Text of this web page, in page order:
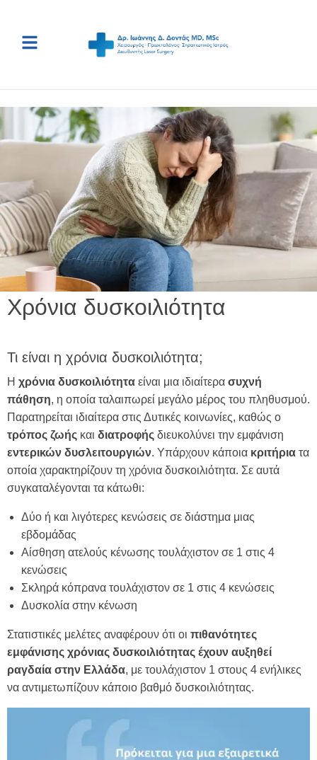
Χρόνια δυσκοιλιότητα
Τι είναι η χρόνια δυσκοιλιότητα;
Η χρόνια δυσκοιλιότητα είναι μια ιδιαίτερα συχνή
πάθηση, η οποία ταλαιπωρεί μεγάλο μέρος του πληθυσμού.
Παρατηρείται ιδιαίτερα στις Δυτικές κοινωνίες, καθώς ο
τρόπος ζωής και διατροφής διευκολύνει την εμφάνιση
εντερικών δυσλειτουργιών. Υπάρχουν κάποια κριτήρια τα
οποία χαρακτηρίζουν τη χρόνια δυσκοιλιότητα. Σε αυτά
συγκαταλέγονται τα κάτωθι:
Δύο ή και λιγότερες κενώσεις σε διάστημα μιας
εβδομάδας
Αίσθηση ατελούς κένωσης τουλάχιστον σε 1 στις 4
κενώσεις
Σκληρά κόπρανα τουλάχιστον σε 1 στις 4 κενώσεις
Δυσκολία στην κένωση
Στατιστικές μελέτες αναφέρουν ότι οι πιθανότητες
εμφάνισης χρόνιας δυσκοιλιότητας έχουν αυξηθεί
ραγδαία στην Ελλάδα, με τουλάχιστον 1 στους 4 ενήλικες
να αντιμετωπίζουν κάποιο βαθμό δυσκοιλιότητας.